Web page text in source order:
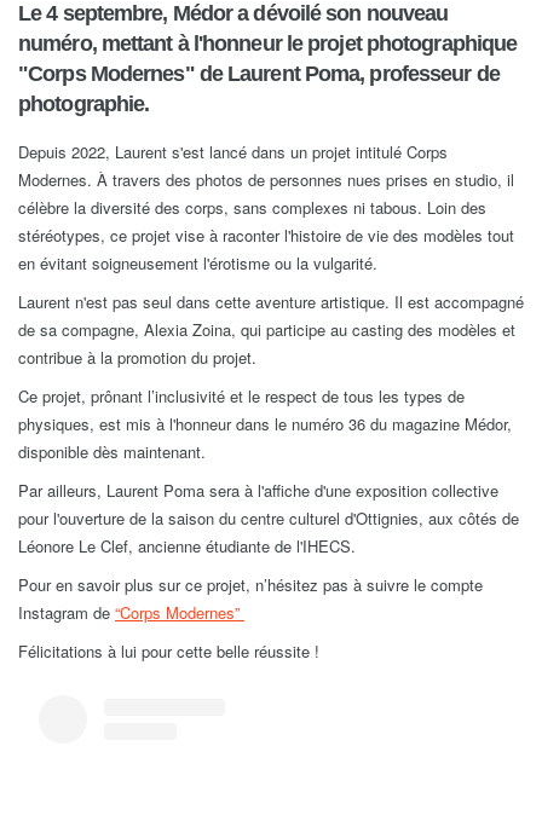
Le 4 septembre, Médor a dévoilé son nouveau
numéro, mettant à l'honneur le projet photographique
"Corps Modernes" de Laurent Poma, professeur de
photographie.
Depuis 2022, Laurent s'est lancé dans un projet intitulé Corps
Modernes. À travers des photos de personnes nues prises en studio, il
célèbre la diversité des corps, sans complexes ni tabous. Loin des
stéréotypes, ce projet vise à raconter l'histoire de vie des modèles tout
en évitant soigneusement l'érotisme ou la vulgarité.
Laurent n'est pas seul dans cette aventure artistique. Il est accompagné
de sa compagne, Alexia Zoina, qui participe au casting des modèles et
contribue à la promotion du projet.
Ce projet, prônant l’inclusivité et le respect de tous les types de
physiques, est mis à l'honneur dans le numéro 36 du magazine Médor,
disponible dès maintenant.
Par ailleurs, Laurent Poma sera à l'affiche d'une exposition collective
pour l'ouverture de la saison du centre culturel d'Ottignies, aux côtés de
Léonore Le Clef, ancienne étudiante de l'IHECS.
Pour en savoir plus sur ce projet, n’hésitez pas à suivre le compte
Instagram de “Corps Modernes”
Félicitations à lui pour cette belle réussite !